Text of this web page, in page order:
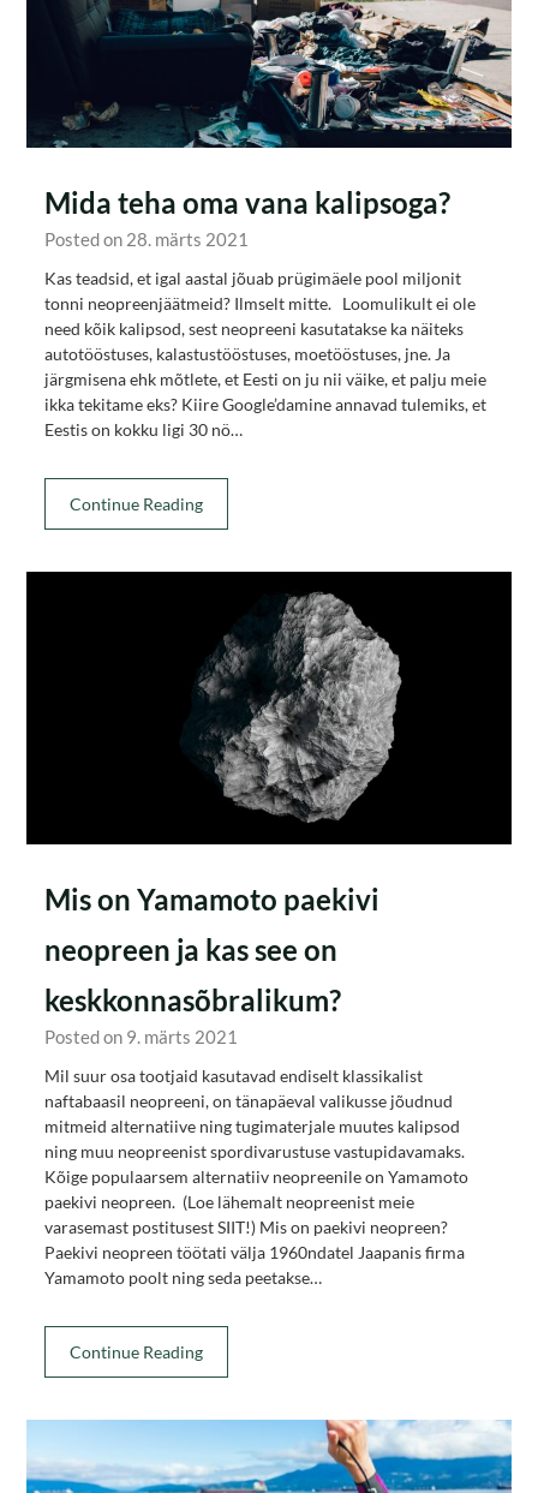
Mida teha oma vana kalipsoga?
Posted on 28. märts 2021
Kas teadsid, et igal aastal jõuab prügimäele pool miljonit
tonni neopreenjäätmeid? Ilmselt mitte. Loomulikult ei ole
need kõik kalipsod, sest neopreeni kasutatakse ka näiteks
autotööstuses, kalastustööstuses, moetööstuses, jne. Ja
järgmisena ehk mõtlete, et Eesti on ju nii väike, et palju meie
ikka tekitame eks? Kiire Google’damine annavad tulemiks, et
Eestis on kokku ligi 30 nö…
Continue Reading
Mis on Yamamoto paekivi
neopreen ja kas see on
keskkonnasõbralikum?
Posted on 9. märts 2021
Mil suur osa tootjaid kasutavad endiselt klassikalist
naftabaasil neopreeni, on tänapäeval valikusse jõudnud
mitmeid alternatiive ning tugimaterjale muutes kalipsod
ning muu neopreenist spordivarustuse vastupidavamaks.
Kõige populaarsem alternatiiv neopreenile on Yamamoto
paekivi neopreen. (Loe lähemalt neopreenist meie
varasemast postitusest SIIT!) Mis on paekivi neopreen?
Paekivi neopreen töötati välja 1960ndatel Jaapanis firma
Yamamoto poolt ning seda peetakse…
Continue Reading